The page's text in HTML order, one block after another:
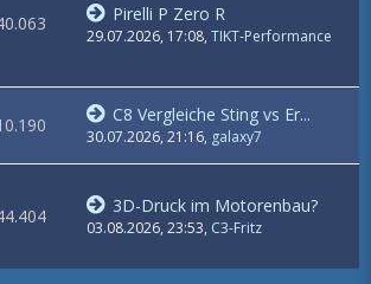
Pirelli P Zero R
29.07.2026, 17:08, TIKT-Performance
C8 Vergleiche Sting vs Er...
30.07.2026, 21:16, galaxy7
3D-Druck im Motorenbau?
03.08.2026, 23:53, C3-Fritz